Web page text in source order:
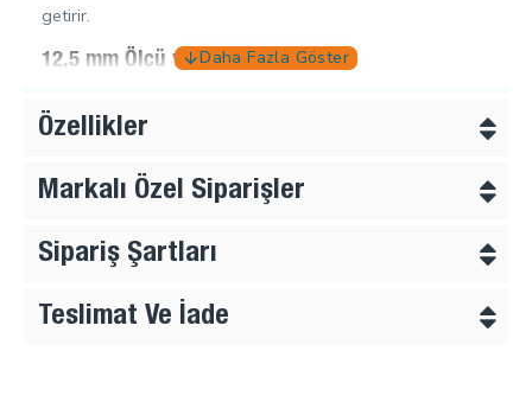
getirir.
12,5 mm Ölçü ve 20 Boy Karşılığı
12,5 mm kapak ölçüsü, tekstil ürünlerinde sade, dengeli ve
orta ölçülü çıtçıt ihtiyacı olan ürünlerde rahatlıkla tercih
edilebilir. Gömlek, body ve çocuk giyim ürünlerinde fazla
54 Sistem Çıtçıt Yapısı
Bu ürün 54 sistem çıtçıt grubunda yer alır. 54 sistem
Özellikler
Markalı Özel Siparişler
Sipariş Şartları
Teslimat Ve İade